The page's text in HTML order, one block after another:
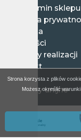
Regulamin sklepu
Polityka
Wysyłka
Płatności
Terminy realizacji
Kontakt
FAQ
Projekty unijne
Strona korzysta z plików
Możesz określić